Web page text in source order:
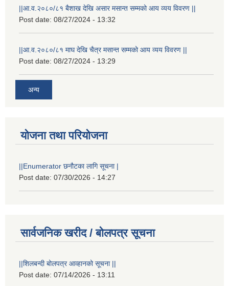
||आ.व.२०८०/८१ बैशाख देखि असार मसान्त सम्मको आय व्यय विवरण ||
Post date: 08/27/2024 - 13:32
||आ.व.२०८०/८१ माघ देखि चैत्र मसान्त सम्मको आय व्यय विवरण ||
Post date: 08/27/2024 - 13:29
अन्य
योजना तथा परियोजना
||Enumerator छनौटका लागि सूचना |
Post date: 07/30/2026 - 14:27
सार्वजनिक खरीद / बोलपत्र सूचना
||शिलबन्दी बोलपत्र आव्हानको सूचना ||
Post date: 07/14/2026 - 13:11